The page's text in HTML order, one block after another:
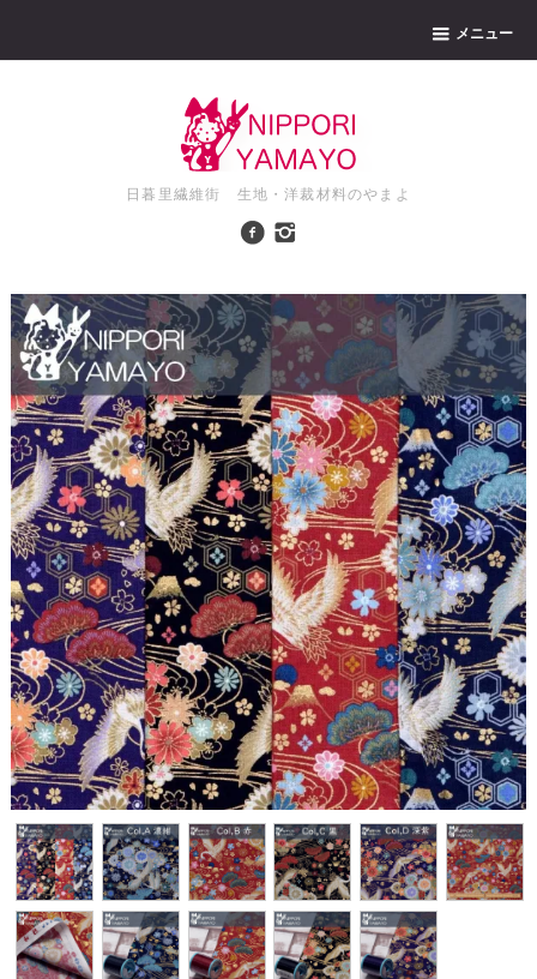
メニュー
日暮里繊維街 生地・洋裁材料のやまよ